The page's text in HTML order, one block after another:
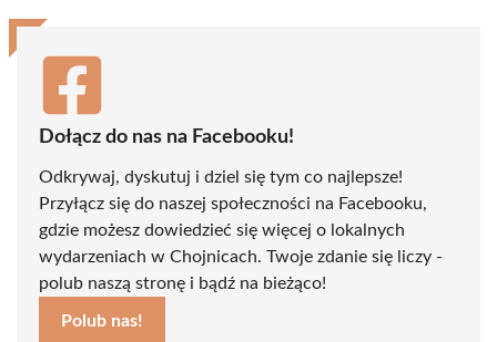
Dołącz do nas na Facebooku!
Odkrywaj, dyskutuj i dziel się tym co najlepsze!
Przyłącz się do naszej społeczności na Facebooku,
gdzie możesz dowiedzieć się więcej o lokalnych
wydarzeniach w Chojnicach. Twoje zdanie się liczy -
polub naszą stronę i bądź na bieżąco!
Polub nas!